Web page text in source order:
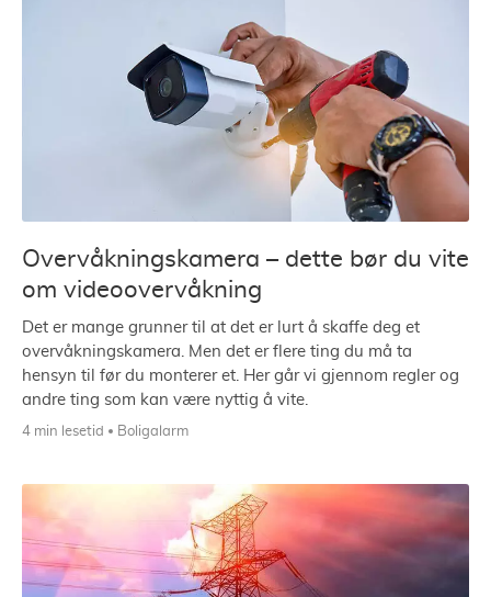
Overvåkningskamera – dette bør du vite
om videoovervåkning
Det er mange grunner til at det er lurt å skaffe deg et
overvåkningskamera. Men det er flere ting du må ta
hensyn til før du monterer et. Her går vi gjennom regler og
andre ting som kan være nyttig å vite.
4 min lesetid Boligalarm